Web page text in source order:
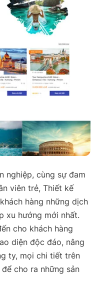
nghiệp, cùng sự đam
viên trẻ, Thiết kế
hàng những dịch
xu hướng mới nhất.
cho khách hàng
diện độc đáo, nâng
ty, mọi chi tiết trên
cho ra những sản